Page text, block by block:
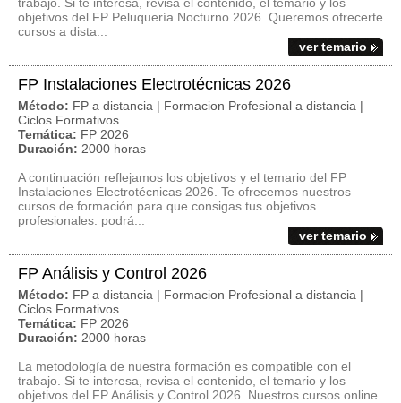
objetivos del FP Peluquería Nocturno 2026. Queremos ofrecerte
cursos a dista...
ver temario
FP Instalaciones Electrotécnicas 2026
Método: FP a distancia | Formacion Profesional a distancia |
Ciclos Formativos
Temática: FP 2026
Duración: 2000 horas
A continuación reflejamos los objetivos y el temario del FP
Instalaciones Electrotécnicas 2026. Te ofrecemos nuestros
cursos de formación para que consigas tus objetivos
profesionales: podrá...
ver temario
FP Análisis y Control 2026
Método: FP a distancia | Formacion Profesional a distancia |
Ciclos Formativos
Temática: FP 2026
Duración: 2000 horas
La metodología de nuestra formación es compatible con el
trabajo. Si te interesa, revisa el contenido, el temario y los
objetivos del FP Análisis y Control 2026. Nuestros cursos online